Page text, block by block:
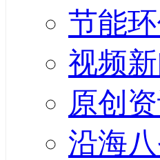
节能
视频
原创
沿海